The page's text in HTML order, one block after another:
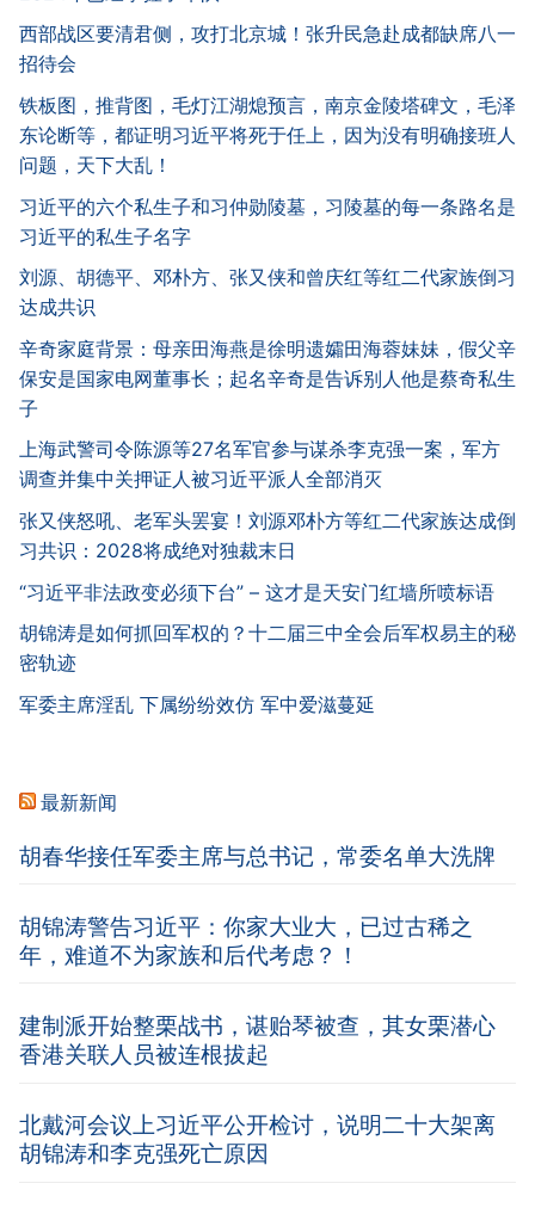
西部战区要清君侧，攻打北京城！张升民急赴成都缺席八一
招待会
铁板图，推背图，毛灯江湖熄预言，南京金陵塔碑文，毛泽
东论断等，都证明习近平将死于任上，因为没有明确接班人
问题，天下大乱！
习近平的六个私生子和习仲勋陵墓，习陵墓的每一条路名是
习近平的私生子名字
刘源、胡德平、邓朴方、张又侠和曾庆红等红二代家族倒习
达成共识
辛奇家庭背景：母亲田海燕是徐明遗孀田海蓉妹妹，假父辛
保安是国家电网董事长；起名辛奇是告诉别人他是蔡奇私生
子
上海武警司令陈源等27名军官参与谋杀李克强一案，军方
调查并集中关押证人被习近平派人全部消灭
张又侠怒吼、老军头罢宴！刘源邓朴方等红二代家族达成倒
习共识：2028将成绝对独裁末日
“习近平非法政变必须下台” – 这才是天安门红墙所喷标语
胡锦涛是如何抓回军权的？十二届三中全会后军权易主的秘
密轨迹
军委主席淫乱 下属纷纷效仿 军中爱滋蔓延
最新新闻
胡春华接任军委主席与总书记，常委名单大洗牌
胡锦涛警告习近平：你家大业大，已过古稀之
年，难道不为家族和后代考虑？！
建制派开始整栗战书，谌贻琴被查，其女栗潜心
香港关联人员被连根拔起
北戴河会议上习近平公开检讨，说明二十大架离
胡锦涛和李克强死亡原因